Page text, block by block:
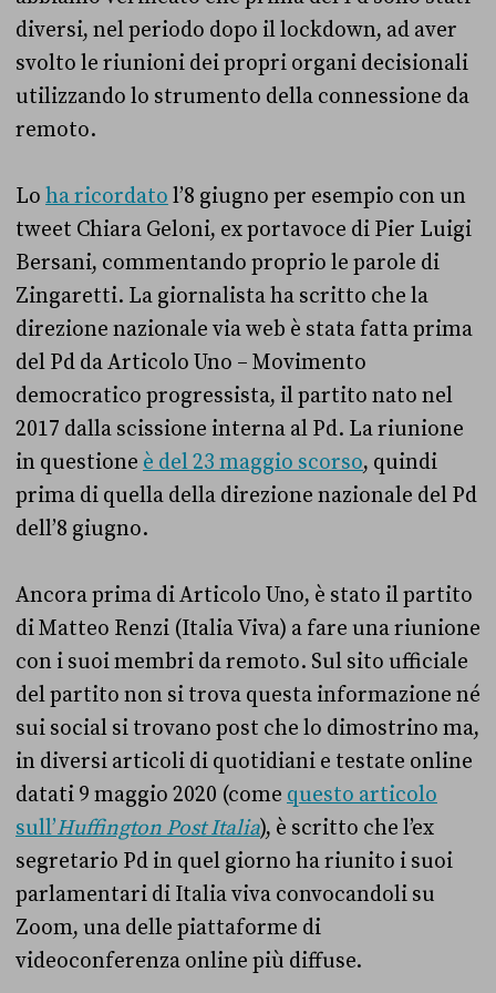
diversi, nel periodo dopo il lockdown, ad aver
svolto le riunioni dei propri organi decisionali
utilizzando lo strumento della connessione da
remoto.
Lo ha ricordato l’8 giugno per esempio con un
tweet Chiara Geloni, ex portavoce di Pier Luigi
Bersani, commentando proprio le parole di
Zingaretti. La giornalista ha scritto che la
direzione nazionale via web è stata fatta prima
del Pd da Articolo Uno – Movimento
democratico progressista, il partito nato nel
2017 dalla scissione interna al Pd. La riunione
in questione è del 23 maggio scorso, quindi
prima di quella della direzione nazionale del Pd
dell’8 giugno.
Ancora prima di Articolo Uno, è stato il partito
di Matteo Renzi (Italia Viva) a fare una riunione
con i suoi membri da remoto. Sul sito ufficiale
del partito non si trova questa informazione né
sui social si trovano post che lo dimostrino ma,
in diversi articoli di quotidiani e testate online
datati 9 maggio 2020 (come questo articolo
sull’Huffington Post Italia), è scritto che l’ex
segretario Pd in quel giorno ha riunito i suoi
parlamentari di Italia viva convocandoli su
Zoom, una delle piattaforme di
videoconferenza online più diffuse.